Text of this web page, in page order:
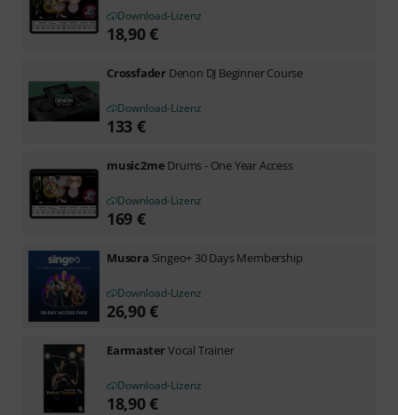
Download-Lizenz
18,90€
Crossfader Denon DJ Beginner Course
Download-Lizenz
133 €
music2me Drums - One Year Access
Download-Lizenz
169 €
Musora Singeo+ 30 Days Membership
Download-Lizenz
26,90€
EarmasterVocal Trainer
Download-Lizenz
18,90€